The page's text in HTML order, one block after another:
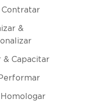
&
& Capacitar